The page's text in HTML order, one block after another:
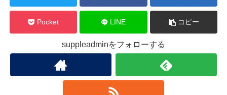
Pocket LINE コピー
suppleadminをフォローする